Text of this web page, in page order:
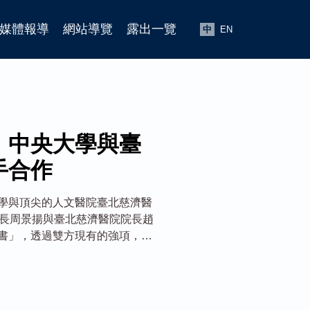
媒體報導 網站導覽 露出一覽 中 EN
央大學與臺
合作
與頂尖的人文醫院臺北慈濟醫
周景揚與臺北慈濟醫院院長趙
」，透過雙方現有的強項，一